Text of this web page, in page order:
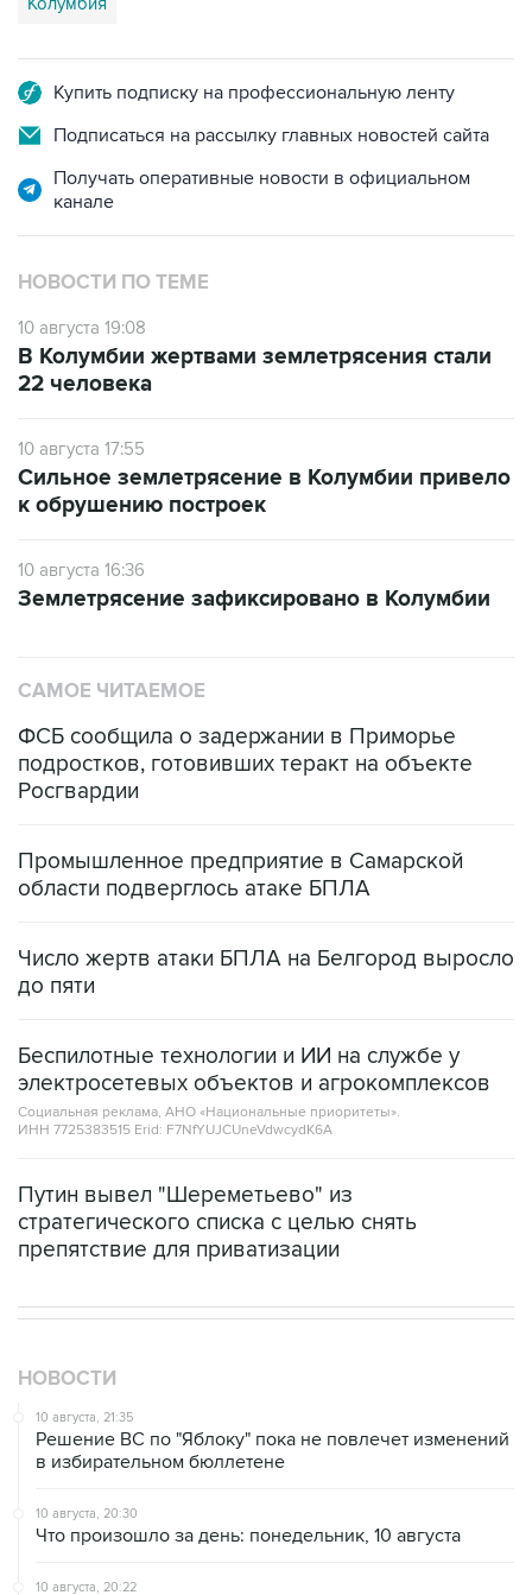
Купить подписку на профессиональную ленту
Подписаться на рассылку главных новостей сайта
Получать оперативные новости в официальном
канале
НОВОСТИ ПО ТЕМЕ
10 августа 19:08
В Колумбии жертвами землетрясения стали
22 человека
10 августа 17:55
Сильное землетрясение в Колумбии привело
к обрушению построек
10 августа 16:36
Землетрясение зафиксировано в Колумбии
САМОЕ ЧИТАЕМОЕ
ФСБ сообщила о задержании в Приморье
подростков, готовивших теракт на объекте
Росгвардии
Промышленное предприятие в Самарской
области подверглось атаке БПЛА
Число жертв атаки БПЛА на Белгород выросло
до пяти
Беспилотные технологии и ИИ на службе у
электросетевых объектов и агрокомплексов
Социальная реклама, АНО «Национальные приоритеты».
ИНН 7725383515 Erid: F7NfYUJCUneVdwcydK6A
Путин вывел "Шереметьево" из
стратегического списка с целью снять
препятствие для приватизации
НОВОСТИ
10 августа, 21:35
Решение ВС по "Яблоку" пока не повлечет изменений
в избирательном бюллетене
10 августа, 20:30
Что произошло за день: понедельник, 10 августа
10 августа, 20:22